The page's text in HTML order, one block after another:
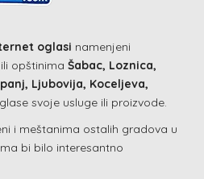
oglasi namenjeni
opštinima Šabac, Loznica,
Ljubovija, Koceljeva,
svoje usluge ili proizvode.
i meštanima ostalih gradova u
bi bilo interesantno